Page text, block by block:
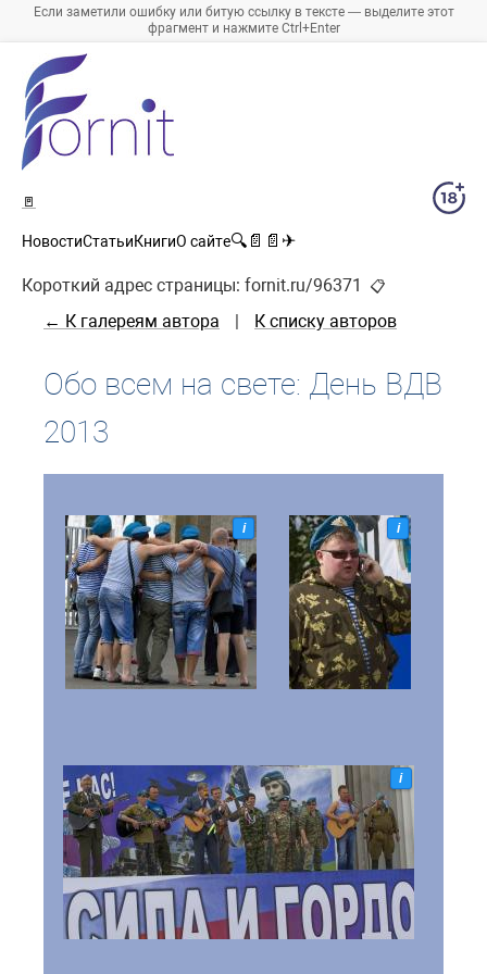
Если заметили ошибку или битую ссылку в тексте — выделите этот
фрагмент и нажмите Ctrl+Enter
🚪
НовостиСтатьиКнигиО сайте🔍 📄 📄 ✈
Короткий адрес страницы: fornit.ru/96371 📋
← К галереям автора К списку авторов
Обо всем на свете: День ВДВ
2013
i i
i